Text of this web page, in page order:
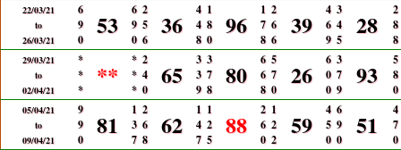
22/03/21
to
26/03/21
6
9
0
53
6
9
0
2
5
6
36
4
4
8
1
8
0
96
1
7
8
2
6
6
39
4
6
9
3
4
5
28
2
8
8
29/03/21
to
02/04/21
*
*
*
**
*
*
*
2
4
0
65
3
3
9
3
7
8
80
6
6
8
5
7
0
26
6
0
0
3
7
9
93
5
8
0
05/04/21
to
09/04/21
9
9
0
81
1
3
7
2
6
8
62
1
4
7
1
2
5
88
2
6
0
1
2
2
59
4
5
0
6
9
0
51
4
7
0